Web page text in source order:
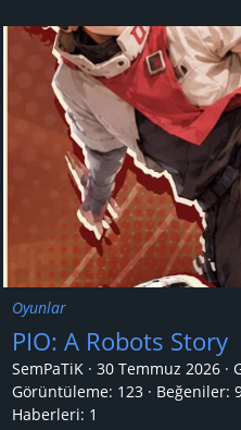
Oyunlar
PIO: A Robots Story
SemPaTiK 30 Temmuz 2026
Görüntüleme: 123
Beğeniler:
Haberleri: 1